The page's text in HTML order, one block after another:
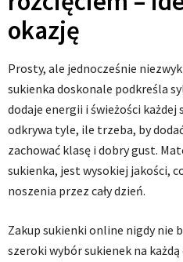
okazję
Prosty, ale jednocześnie
sukienka doskonale podkreśla
dodaje energii i świeżości
odkrywa tyle, ile trzeba, by
zachować klasę i dobry gust.
sukienka, jest wysokiej jakości,
noszenia przez cały dzień.
Zakup sukienki online nigdy nie
szeroki wybór sukienek na